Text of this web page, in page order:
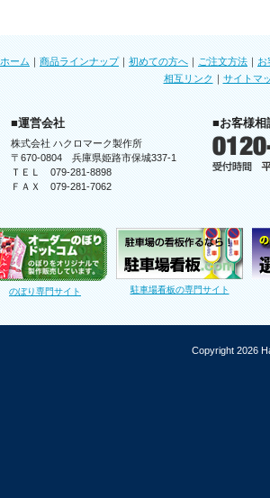
ホーム ｜ 商品ラインナップ｜ 初めての方へ ｜ ご注文方法 ｜ お
相互リンク ｜ サイトマ
■運営会社
株式会社 ハクロマーク製作所
〒670-0804 兵庫県姫路市保城337-1
ＴＥＬ 079-281-8898
ＦＡＸ 079-281-7062
■お客様相
のぼり専門サイト 駐車場看板の専門サイト
Copyright 2026